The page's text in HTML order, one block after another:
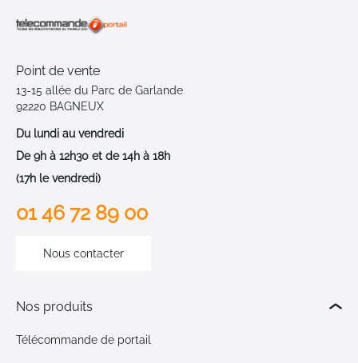
Point de vente
13-15 allée du Parc de Garlande
92220 BAGNEUX
Du lundi au vendredi
De 9h à 12h30 et de 14h à 18h
(17h le vendredi)
01 46 72 89 00
Nous contacter
Nos produits
Télécommande de portail